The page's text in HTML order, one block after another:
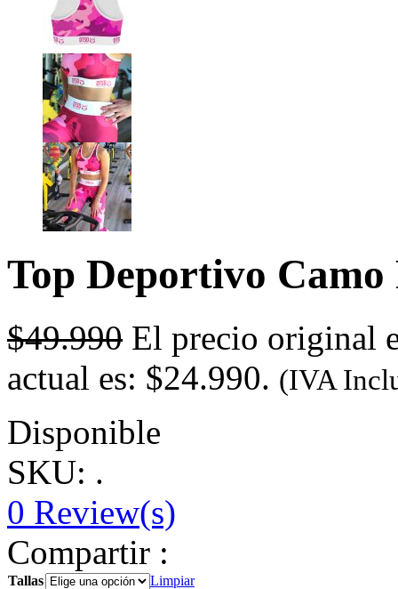
Top Deportivo
$49.990 El precio original
actual es: $24.990. (IVA
Disponible
SKU: .
0 Review(s)
Compartir :
Tallas Limpiar